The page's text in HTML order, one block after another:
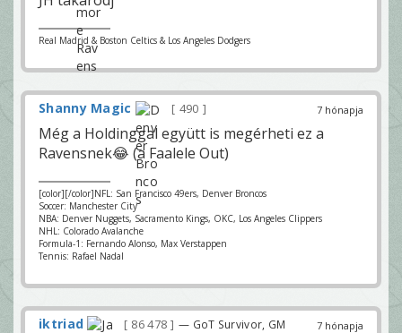
Real Madrid & Boston Celtics & Los Angeles Dodgers
7 hónapja
Shanny Magic 490
Még a Holdinggal együtt is megérheti ez a
Ravensnek😂 (a Faalele Out)
[color][/color]NFL: San Francisco 49ers, Denver Broncos
Soccer: Manchester City
NBA: Denver Nuggets, Sacramento Kings, OKC, Los Angeles Clippers
NHL: Colorado Avalanche
Formula-1: Fernando Alonso, Max Verstappen
Tennis: Rafael Nadal
7 hónapja
iktriad 86 478
— GoT Survivor, GM